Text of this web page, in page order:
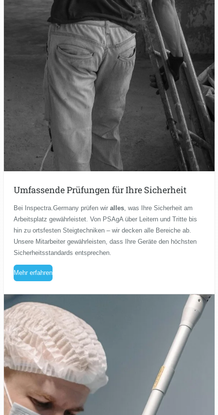
Umfassende Prüfungen für Ihre Sicherheit
Bei Inspectra.Germany prüfen wir alles, was Ihre Sicherheit am
Arbeitsplatz gewährleistet. Von PSAgA über Leitern und Tritte bis
hin zu ortsfesten Steigtechniken – wir decken alle Bereiche ab.
Unsere Mitarbeiter gewährleisten, dass Ihre Geräte den höchsten
Sicherheitsstandards entsprechen.
Mehr erfahren